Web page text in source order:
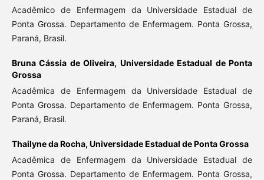
Acadêmico de Enfermagem da Universidade Estadual de
Ponta Grossa. Departamento de Enfermagem. Ponta Grossa,
Paraná, Brasil.
Bruna Cássia de Oliveira, Universidade Estadual de Ponta
Grossa
Acadêmica de Enfermagem da Universidade Estadual de
Ponta Grossa. Departamento de Enfermagem. Ponta Grossa,
Paraná, Brasil.
Thailyne da Rocha, Universidade Estadual de Ponta Grossa
Acadêmica de Enfermagem da Universidade Estadual de
Ponta Grossa. Departamento de Enfermagem. Ponta Grossa,